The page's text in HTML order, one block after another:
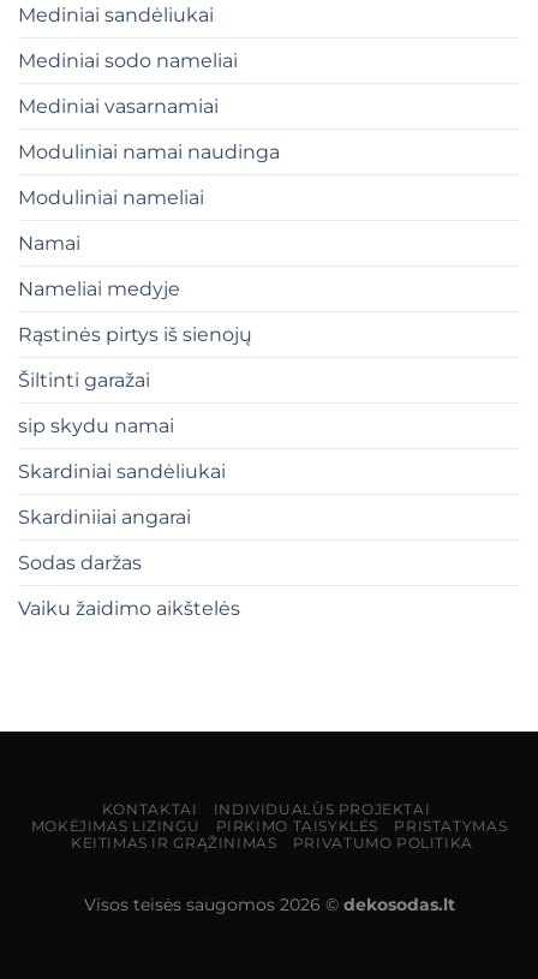
Mediniai sandėliukai
Mediniai sodo nameliai
Mediniai vasarnamiai
Moduliniai namai naudinga
Moduliniai nameliai
Namai
Nameliai medyje
Rąstinės pirtys iš sienojų
Šiltinti garažai
sip skydu namai
Skardiniai sandėliukai
Skardiniiai angarai
Sodas daržas
Vaiku žaidimo aikštelės
KONTAKTAI
INDIVIDUALŪS PROJEKTAI
MOKĖJIMAS LIZINGU
PIRKIMO TAISYKLĖS
PRISTATYMAS
KEITIMAS IR GRĄŽINIMAS
PRIVATUMO POLITIKA
Visos teisės saugomos 2026 © dekosodas.lt